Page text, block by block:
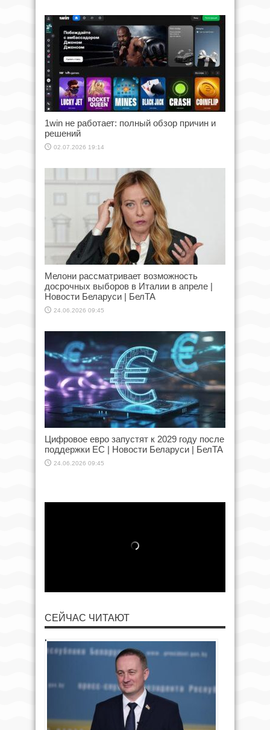
1win не работает: полный обзор причин и
решений
02.07.2026 19:14
Мелони рассматривает возможность
досрочных выборов в Италии в апреле |
Новости Беларуси | БелТА
24.06.2026 09:45
Цифровое евро запустят к 2029 году после
поддержки ЕС | Новости Беларуси | БелТА
24.06.2026 09:45
СЕЙЧАС ЧИТАЮТ